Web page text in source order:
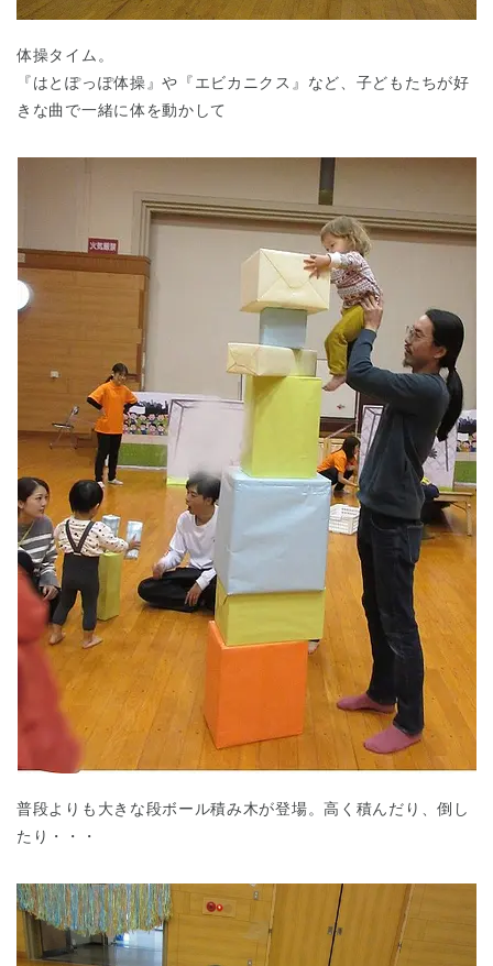
体操タイム。
『はとぽっぽ体操』や『エビカニクス』など、子どもたちが好
きな曲で一緒に体を動かして
普段よりも大きな段ボール積み木が登場。高く積んだり、倒し
たり・・・